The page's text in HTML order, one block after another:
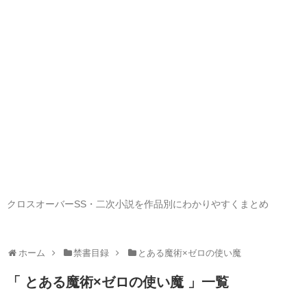
クロスオーバーSS・二次小説を作品別にわかりやすくまとめ
ホーム 禁書目録 とある魔術×ゼロの使い魔
「 とある魔術×ゼロの使い魔 」一覧